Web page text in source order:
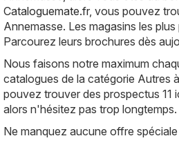
Cataloguemate.fr, vous pouvez
Annemasse. Les magasins les
Parcourez leurs brochures dès
Nous faisons notre maximum
catalogues de la catégorie Autres
pouvez trouver des prospectus 11
alors n'hésitez pas trop longtemps.
Ne manquez aucune offre